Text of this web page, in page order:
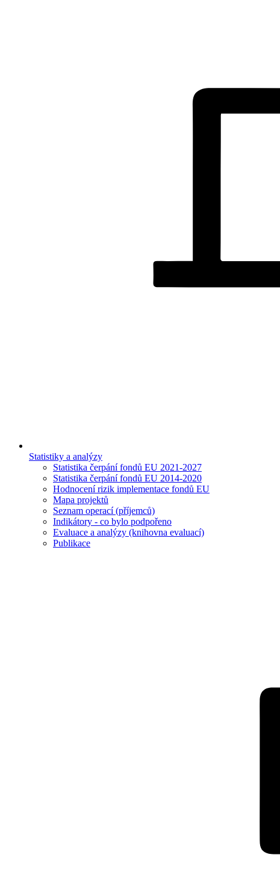
Statistiky a analýzy
Statistika čerpání fondů EU 2021-2027
Statistika čerpání fondů EU 2014-2020
Hodnocení rizik implementace fondů EU
Mapa projektů
Seznam operací (příjemců)
Indikátory - co bylo podpořeno
Evaluace a analýzy (knihovna evaluací)
Publikace